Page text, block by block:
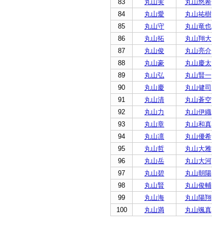
83
丸山実 丸山悠希
84
丸山愛 丸山祐樹
85
丸山守 丸山竜也
86
丸山拓 丸山翔大
87
丸山俊 丸山亮介
88
丸山豪 丸山慶太
89
丸山弘 丸山賢一
90
丸山慶 丸山健司
91
丸山清 丸山蒼空
92
丸山力 丸山伊織
93
丸山章 丸山和真
94
丸山凛 丸山優希
95
丸山哲 丸山大雅
96
丸山岳 丸山大河
97
丸山碧 丸山朝陽
98
丸山賢 丸山俊輔
99
丸山海 丸山陽翔
100
丸山満 丸山颯真